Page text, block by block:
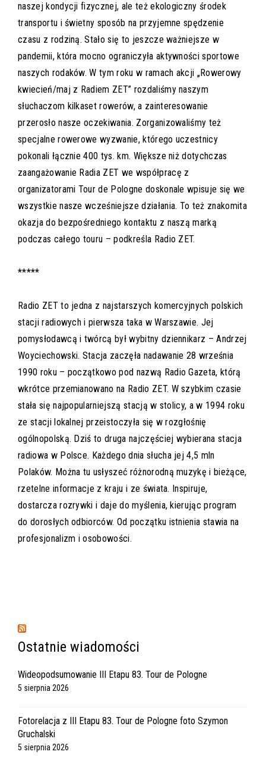
naszej kondycji fizycznej, ale też ekologiczny środek
transportu i świetny sposób na przyjemne spędzenie
czasu z rodziną. Stało się to jeszcze ważniejsze w
pandemii, która mocno ograniczyła aktywności sportowe
naszych rodaków. W tym roku w ramach akcji „Rowerowy
kwiecień/maj z Radiem ZET” rozdaliśmy naszym
słuchaczom kilkaset rowerów, a zainteresowanie
przerosło nasze oczekiwania. Zorganizowaliśmy też
specjalne rowerowe wyzwanie, którego uczestnicy
pokonali łącznie 400 tys. km. Większe niż dotychczas
zaangażowanie Radia ZET we współpracę z
organizatorami Tour de Pologne doskonale wpisuje się we
wszystkie nasze wcześniejsze działania. To też znakomita
okazja do bezpośredniego kontaktu z naszą marką
podczas całego touru – podkreśla Radio ZET.
*****
Radio ZET to jedna z najstarszych komercyjnych polskich
stacji radiowych i pierwsza taka w Warszawie. Jej
pomysłodawcą i twórcą był wybitny dziennikarz – Andrzej
Woyciechowski. Stacja zaczęła nadawanie 28 września
1990 roku – początkowo pod nazwą Radio Gazeta, którą
wkrótce przemianowano na Radio ZET. W szybkim czasie
stała się najpopularniejszą stacją w stolicy, a w 1994 roku
ze stacji lokalnej przeistoczyła się w rozgłośnię
ogólnopolską. Dziś to druga najczęściej wybierana stacja
radiowa w Polsce. Każdego dnia słucha jej 4,5 mln
Polaków. Można tu usłyszeć różnorodną muzykę i bieżące,
rzetelne informacje z kraju i ze świata. Inspiruje,
dostarcza rozrywki i daje do myślenia, kierując program
do dorosłych odbiorców. Od początku istnienia stawia na
profesjonalizm i osobowości.
Ostatnie wiadomości
Wideopodsumowanie III Etapu 83. Tour de Pologne
5 sierpnia 2026
Fotorelacja z III Etapu 83. Tour de Pologne foto Szymon
Gruchalski
5 sierpnia 2026